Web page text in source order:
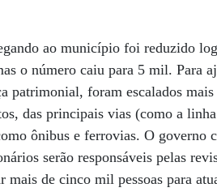
ao município foi reduzido
o número caiu para 5 mil. Para
patrimonial, foram escalados
das principais vias (como a
ônibus e ferrovias. O governo
serão responsáveis pelas
de cinco mil pessoas para